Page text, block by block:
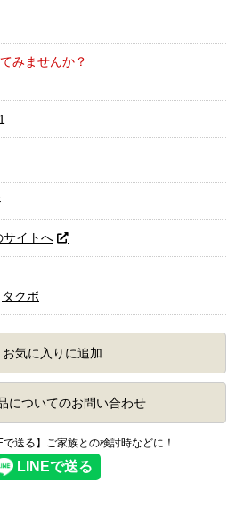
みませんか？
サイトへ
タクボ
お気に入りに追加
についてのお問い合わせ
で送る】ご家族との検討時などに！